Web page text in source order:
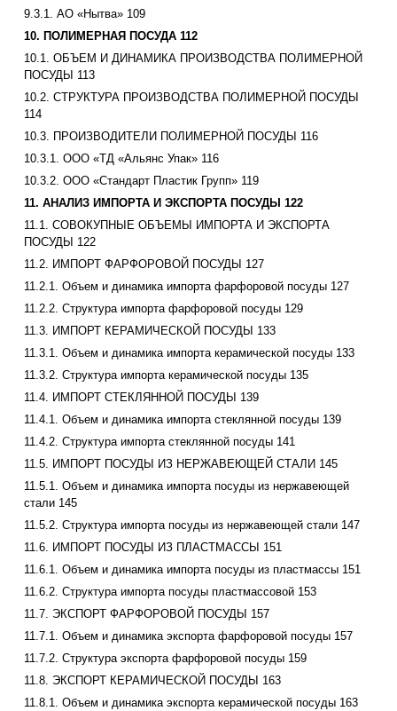
9.3.1. АО «Нытва» 109
10. ПОЛИМЕРНАЯ ПОСУДА 112
10.1. ОБЪЕМ И ДИНАМИКА ПРОИЗВОДСТВА ПОЛИМЕРНОЙ
ПОСУДЫ 113
10.2. СТРУКТУРА ПРОИЗВОДСТВА ПОЛИМЕРНОЙ ПОСУДЫ
114
10.3. ПРОИЗВОДИТЕЛИ ПОЛИМЕРНОЙ ПОСУДЫ 116
10.3.1. ООО «ТД «Альянс Упак» 116
10.3.2. ООО «Стандарт Пластик Групп» 119
11. АНАЛИЗ ИМПОРТА И ЭКСПОРТА ПОСУДЫ 122
11.1. СОВОКУПНЫЕ ОБЪЕМЫ ИМПОРТА И ЭКСПОРТА
ПОСУДЫ 122
11.2. ИМПОРТ ФАРФОРОВОЙ ПОСУДЫ 127
11.2.1. Объем и динамика импорта фарфоровой посуды 127
11.2.2. Структура импорта фарфоровой посуды 129
11.3. ИМПОРТ КЕРАМИЧЕСКОЙ ПОСУДЫ 133
11.3.1. Объем и динамика импорта керамической посуды 133
11.3.2. Структура импорта керамической посуды 135
11.4. ИМПОРТ СТЕКЛЯННОЙ ПОСУДЫ 139
11.4.1. Объем и динамика импорта стеклянной посуды 139
11.4.2. Структура импорта стеклянной посуды 141
11.5. ИМПОРТ ПОСУДЫ ИЗ НЕРЖАВЕЮЩЕЙ СТАЛИ 145
11.5.1. Объем и динамика импорта посуды из нержавеющей
стали 145
11.5.2. Структура импорта посуды из нержавеющей стали 147
11.6. ИМПОРТ ПОСУДЫ ИЗ ПЛАСТМАССЫ 151
11.6.1. Объем и динамика импорта посуды из пластмассы 151
11.6.2. Структура импорта посуды пластмассовой 153
11.7. ЭКСПОРТ ФАРФОРОВОЙ ПОСУДЫ 157
11.7.1. Объем и динамика экспорта фарфоровой посуды 157
11.7.2. Структура экспорта фарфоровой посуды 159
11.8. ЭКСПОРТ КЕРАМИЧЕСКОЙ ПОСУДЫ 163
11.8.1. Объем и динамика экспорта керамической посуды 163